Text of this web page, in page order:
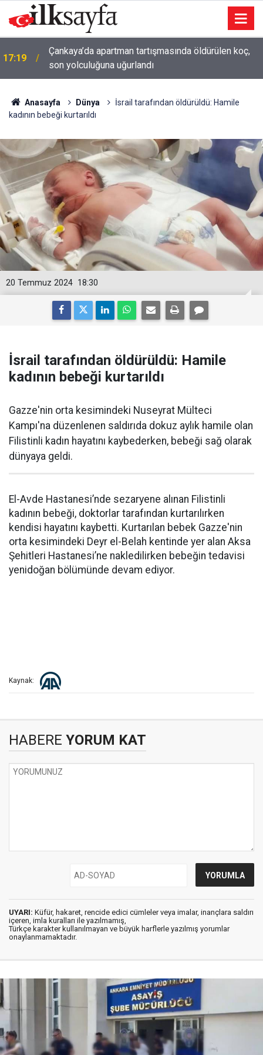
17:19
Çankaya’da apartman tartışmasında öldürülen koç,
son yolculuğuna uğurlandı
Anasayfa Dünya
İsrail tarafından öldürüldü: Hamile
kadının bebeği kurtarıldı
18:30
20 Temmuz 2024
İsrail tarafından öldürüldü: Hamile
kadının bebeği kurtarıldı
Gazze'nin orta kesimindeki Nuseyrat Mülteci
Kampı'na düzenlenen saldırıda dokuz aylık hamile olan
Filistinli kadın hayatını kaybederken, bebeği sağ olarak
dünyaya geldi.
El-Avde Hastanesi’nde sezaryene alınan Filistinli
kadının bebeği, doktorlar tarafından kurtarılırken
kendisi hayatını kaybetti. Kurtarılan bebek Gazze'nin
orta kesimindeki Deyr el-Belah kentinde yer alan Aksa
Şehitleri Hastanesi’ne nakledilirken bebeğin tedavisi
yenidoğan bölümünde devam ediyor.
Kaynak:
HABERE YORUM KAT
UYARI: Küfür, hakaret, rencide edici cümleler veya imalar, inançlara saldırı
içeren, imla kuralları ile yazılmamış,
Türkçe karakter kullanılmayan ve büyük harflerle yazılmış yorumlar
onaylanmamaktadır.